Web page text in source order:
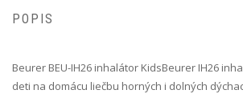
POPIS
Beurer BEU-IH26 inhalátor Kids Beurer IH26
deti na domácu liečbu horných i dolných